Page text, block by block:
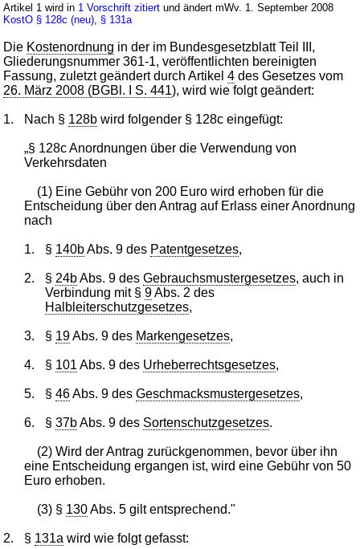
Artikel 1 wird in 1 Vorschrift zitiert und ändert mWv. 1. September 2008
KostO § 128c (neu) § 131a
Die Kostenordnung in der im Bundesgesetzblatt Teil III,
Gliederungsnummer 361-1, veröffentlichten bereinigten
Fassung, zuletzt geändert durch Artikel4 des Gesetzes vom
26. März 2008 (BGBl. I S. 441), wird wie folgt geändert:
1. Nach § 128b wird folgender § 128c eingefügt:
„§ 128c Anordnungen über die Verwendung von
Verkehrsdaten
(1) Eine Gebühr von 200 Euro wird erhoben für die
Entscheidung über den Antrag auf Erlass einer Anordnung
nach
1. § 140bAbs. 9 des Patentgesetzes,
2. § 24bAbs. 9 des Gebrauchsmustergesetzes, auch in
Verbindung mit § 9Abs. 2 des
Halbleiterschutzgesetzes,
3. § 19Abs. 9 des Markengesetzes,
4. § 101 Abs. 9 des Urheberrechtsgesetzes,
5. § 46Abs. 9 des Geschmacksmustergesetzes,
6. § 37bAbs. 9 des Sortenschutzgesetzes.
(2) Wird der Antrag zurückgenommen, bevor über ihn
eine Entscheidung ergangen ist, wird eine Gebühr von 50
Euro erhoben.
(3) § 130Abs. 5 gilt entsprechend."
2. § 131a wird wie folgt gefasst: